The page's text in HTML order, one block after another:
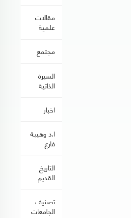
مقالات
علمية
مجتمع
السيرة
الذاتية
اخبار
ا.د وهيبة
فارع
التاريخ
القديم
تصنيف
الجامعات